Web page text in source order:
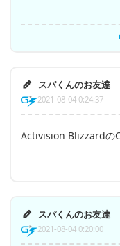
スパくんのお友達
2021-08-04 0:24:37
Activision Blizzardの
スパくんのお友達
2021-08-04 0:20:00